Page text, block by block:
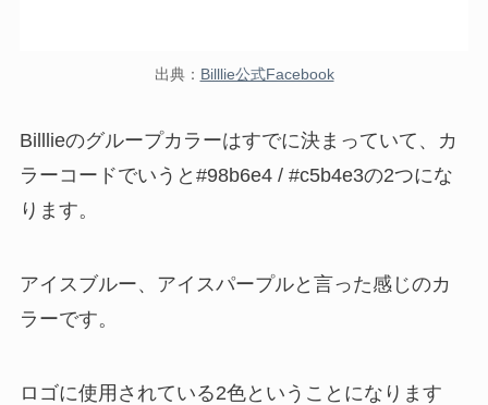
出典： Billlie公式Facebook
Billlieのグループカラーはすでに決まっていて、カ
ラーコードでいうと#98b6e4 / #c5b4e3の2つにな
ります。
アイスブルー、アイスパープルと言った感じのカ
ラーです。
ロゴに使用されている2色ということになります